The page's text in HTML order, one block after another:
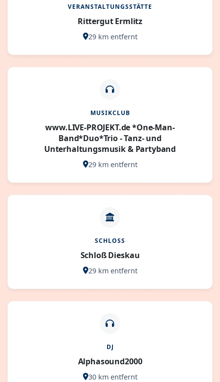
VERANSTALTUNGSSTÄTTE
Rittergut Ermlitz
29 km entfernt
MUSIKCLUB
www.LIVE-PROJEKT.de *One-Man-
Band*Duo*Trio - Tanz- und
Unterhaltungsmusik & Partyband
29 km entfernt
SCHLOSS
Schloß Dieskau
29 km entfernt
DJ
Alphasound2000
30 km entfernt